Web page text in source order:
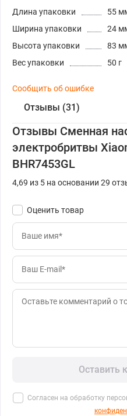
Длина упаковки
55
Ширина упаковки
24
Высота упаковки
83
Вес упаковки
50 г
Сообщить об ошибке
Отзывы (31)
Отзывы Сменная
электробритвы
BHR7453GL
4,69 из 5 на основании 29
Оценить товар
Оставить
Согласен на обработку